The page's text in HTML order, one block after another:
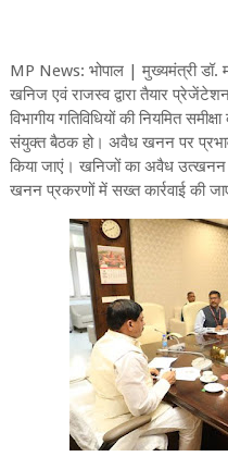
MP News: भोपाल | मुख्यमंत्री डॉ.
खनिज एवं राजस्व द्वारा तैयार
विभागीय गतिविधियों की नियमित
संयुक्त बैठक हो। अवैध खनन पर
किया जाएं। खनिजों का अवैध उत्खनन
खनन प्रकरणों में सख्त कार्रवाई की